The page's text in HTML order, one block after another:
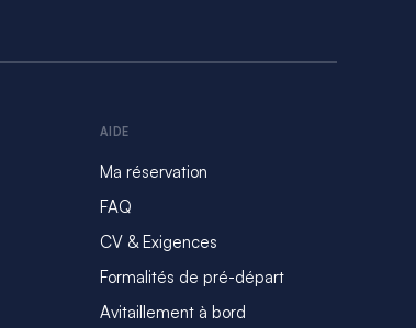
AIDE
Ma réservation
FAQ
CV & Exigences
Formalités de pré-départ
Avitaillement à bord